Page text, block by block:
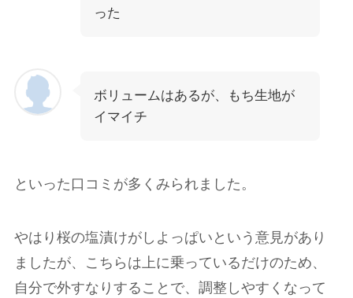
った
ボリュームはあるが、もち生地が
イマイチ
といった口コミが多くみられました。
やはり桜の塩漬けがしよっぱいという意見があり
ましたが、こちらは上に乗っているだけのため、
自分で外すなりすることで、調整しやすくなって